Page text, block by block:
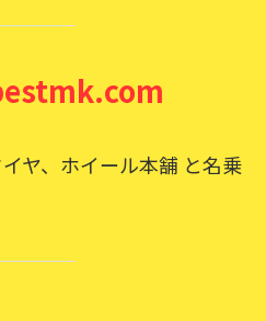
ヤ、ホイール本舗 と名乗